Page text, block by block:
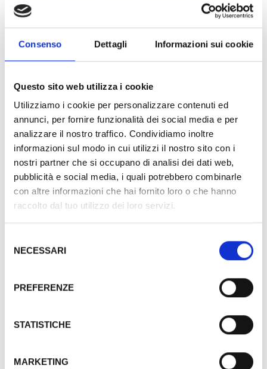
Consenso Dettagli Informazioni sui cookie
Questo sito web utilizza i cookie
Utilizziamo i cookie per personalizzare contenuti ed
annunci, per fornire funzionalità dei social media e per
analizzare il nostro traffico. Condividiamo inoltre
informazioni sul modo in cui utilizzi il nostro sito con i
nostri partner che si occupano di analisi dei dati web,
pubblicità e social media, i quali potrebbero combinarle
con altre informazioni che hai fornito loro o che hanno
raccolto dal tuo utilizzo dei loro servizi.
delNECESSARI
PREFERENZE
STATISTICHE
MARKETING
totalmente rinnovate per ogni tipo di esigenza.
Camere Classic, Superior, Vista Mare, Deluxe, Family
Room, Junior Suite e Suite al fine di agevolare gli
Tutte le camere sono provviste di: Letto King size, Aria
condizionata, wi-fi, finestra, balcone o terrazzino, TV
LED FULL HD 32 pollici, SKY TV GOLD VISION,
cassaforte, servizio sveglia, minibar e telefono diretto.
Bagno in marmo con box doccia o vasca, asciugacapelli,
linea cortesia e specchio ingranditore.
Caratterizzata da preziosi tendaggi e tessuti